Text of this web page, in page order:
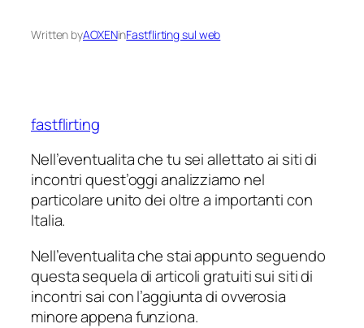
Written byAOXENinFastflirting sul web
fastflirting
Nell’eventualita che tu sei allettato ai siti di
incontri quest’oggi analizziamo nel
particolare unito dei oltre a importanti con
Italia.
Nell’eventualita che stai appunto seguendo
questa sequela di articoli gratuiti sui siti di
incontri sai con l’aggiunta di ovverosia
minore appena funziona.